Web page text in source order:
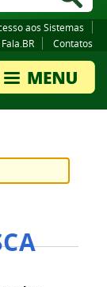
aos Sistemas
Fala.BR Contatos